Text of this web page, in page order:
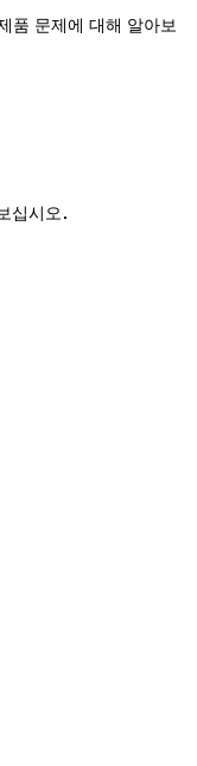
품 문제에 대해 알아보
십시오.